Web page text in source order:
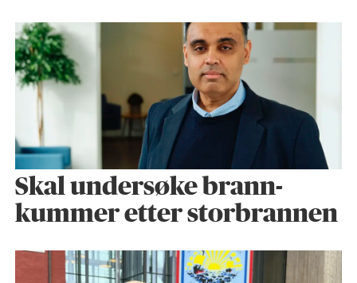
Skal undersøke brann­
kummer etter storbrannen